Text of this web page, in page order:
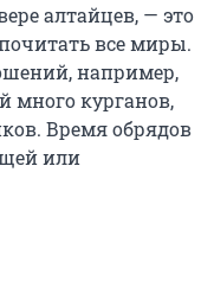
алтайцев, — это
все миры.
например,
много курганов,
Время обрядов
или